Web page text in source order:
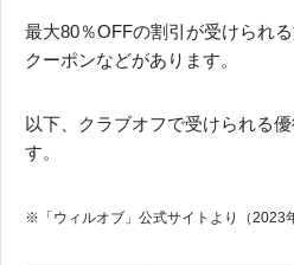
最大80％OFFの割引が受けられ
クーポンなどがあります。
以下、クラブオフで受けられる
す。
※「ウィルオブ」公式サイトより（2023